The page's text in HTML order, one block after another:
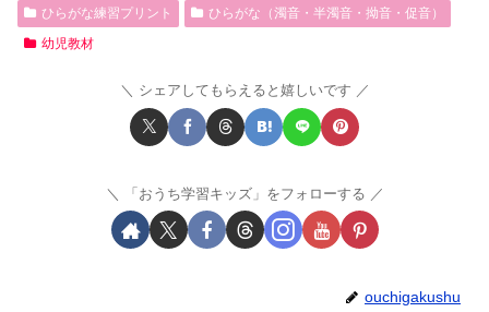
ひらがな練習プリント
ひらがな（濁音・半濁音・拗音・促音）
幼児教材
シェアしてもらえると嬉しいです
「おうち学習キッズ」をフォローする
ouchigakushu